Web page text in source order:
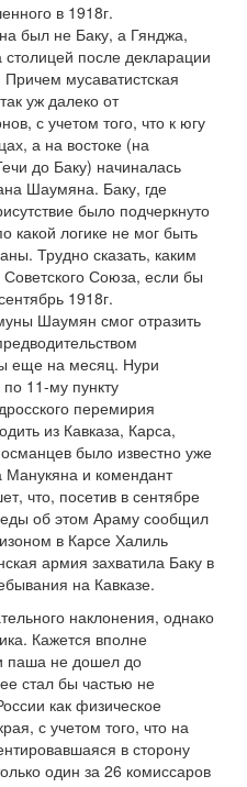
в 1918г.
был не Баку, а Гянджа,
после декларации
мусаватистская
уж далеко от
с учетом того, что к югу
а на востоке (на
до Баку) начиналась
Шаумяна. Баку, где
было подчеркнуто
какой логике не мог быть
Трудно сказать, каким
Союза, если бы
1918г.
Шаумян смог отразить
еще на месяц. Нури
11-му пункту
перемирия
из Кавказа, Карса,
было известно уже
и комендант
что, посетив в сентябре
об этом Араму сообщил
в Карсе Халиль
армия захватила Баку в
на Кавказе.
наклонения, однако
Кажется вполне
паша не дошел до
стал бы частью не
как физическое
с учетом того, что на
в сторону
один за 26 комиссаров